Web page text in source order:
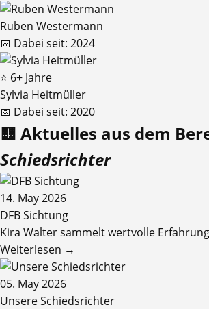
Ruben Westermann
📅 Dabei seit: 2024
⭐ 6+ Jahre
Sylvia Heitmüller
📅 Dabei seit: 2020
🟨 Aktuelles aus dem
Schiedsrichter
14. May 2026
DFB Sichtung
Kira Walter sammelt wertvolle
Weiterlesen →
05. May 2026
Unsere Schiedsrichter